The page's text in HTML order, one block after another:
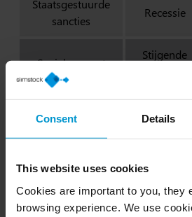
Consent Details
This website uses cookies
Cookies are important to you, they
browsing experience. We use
Staatsgestuurde
sancties
Recessie
Sociale onrust
Stijgende
Waarom is
belangrijk en
deel uitmaken van
Maar is het essentieel om te plannen
toekomstscenario’s die
uitkomen? Het antwoord is ja. Ik